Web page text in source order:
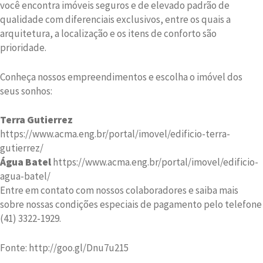
você encontra imóveis seguros e de elevado padrão de
qualidade com diferenciais exclusivos, entre os quais a
arquitetura, a localização e os itens de conforto são
prioridade.
Conheça nossos empreendimentos e escolha o imóvel dos
seus sonhos:
Terra Gutierrez
https://www.acma.eng.br/portal/imovel/edificio-terra-
gutierrez/
Água Batelhttps://www.acma.eng.br/portal/imovel/edificio-
agua-batel/
Entre em contato com nossos colaboradores e saiba mais
sobre nossas condições especiais de pagamento pelo telefone
(41) 3322-1929.
Fonte: http://goo.gl/Dnu7u215